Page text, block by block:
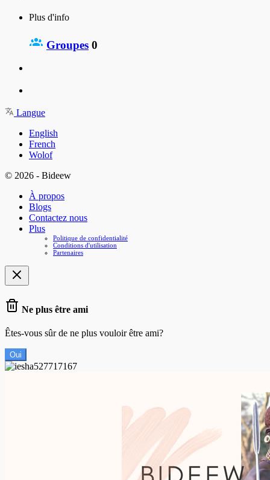
Plus d'info
Groupes 0
Langue
English
French
Wolof
© 2026 - Bideew
À propos
Blogs
Contactez nous
Plus
Politique de confidentialité
Conditions d'utilisation
Partenaires
Ne plus être ami
Êtes-vous sûr de ne plus vouloir être ami?
Oui